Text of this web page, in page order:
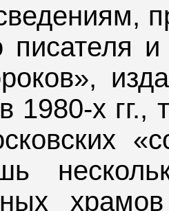
писателя
1980-х